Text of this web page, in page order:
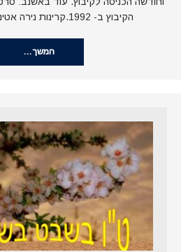
הקיבוץ ב- 1992.קרינות נירה אטינגר ז"ל. כתבה
המשך…